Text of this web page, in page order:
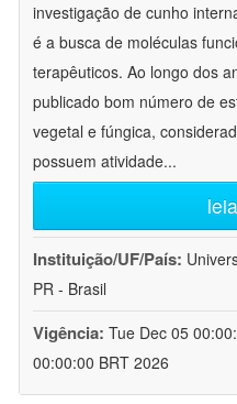
investigação de cunho
é a busca de moléculas
terapêuticos. Ao longo dos
publicado bom número de
vegetal e fúngica,
possuem atividade...
Instituição/UF/País:
PR - Brasil
Vigência: Tue Dec 05
00:00:00 BRT 2026